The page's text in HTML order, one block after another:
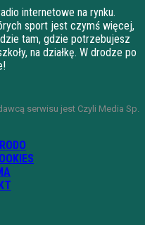
internetowe na rynku.
sport jest czymś więcej,
tam, gdzie potrzebujesz
na działkę. W drodze po
serwisu jest Czyli Media Sp.